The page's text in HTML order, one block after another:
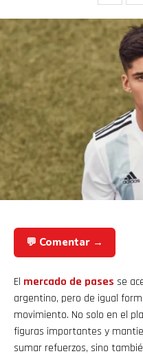
💬 Comentar →
El mercado de pases se
argentino, pero de igual
movimiento. No solo en el
figuras importantes y
sumar refuerzos, sino